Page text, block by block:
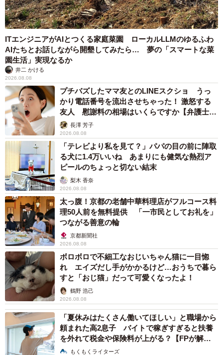
ITエンジニアがAIとつくる家庭菜園 ローカルLLMのゆるふわ
AIたちとお話しながら開墾してみたら… 夢の「スマートな菜
園生活」実現なるか
井二 かける
2026.08.08
プチバズしたママ友とのLINEスクショ うっ
かり電話番号を流出させちゃった！ 激怒する
友人 慰謝料の相場はいくらですか【弁護士が
解説】長澤 芳子
2026.08.08
「テレビより私を見て？」パパの目の前に陣取
る犬に1.4万いいね あまりにも健気な熱烈ア
ピールのちょっと切ない結末
梨木 香奈
2026.08.08
太っ腹！京都の老舗中華料理店がフルコース料
理50人前を無料提供 「一市民としてお礼を」
つながる善意の輪
京都新聞社
2026.08.08
ボロボロで不細工なおじいちゃん猫に一目惚
れ エイズだし手がかかるけど…おうちで暮ら
すと「おじ猫」だって可愛くなったよ！
鶴野 浩己
2026.08.08
「夏休みはたくさん働いてほしい」と職場から
頼まれた高2息子 バイトで稼ぎすぎると扶養
を外れて税金や保険料が上がる？【FPが解
説】もくもくライターズ